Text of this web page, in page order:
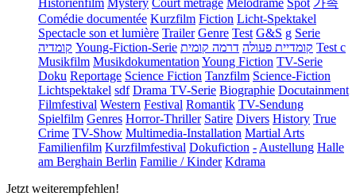
Comédie documentée Kurzfilm Fiction Licht-Spektakel
Spectacle son et lumière Trailer Genre Test G&S g Serie
קומדיה Young-Fiction-Serie קומדיית פעולה דרמה קומית
Test c
Musikfilm Musikdokumentation Young Fiction TV-Serie
Doku Reportage Science Fiction Tanzfilm Science-Fiction
Lichtspektakel sdf Drama TV-Serie Biographie Docutainment
Filmfestival Western Festival Romantik TV-Sendung
Spielfilm Genres Horror-Thriller Satire Divers History True
Crime TV-Show Multimedia-Installation Martial Arts
Familienfilm Kurzfilmfestival Dokufiction - Austellung Halle
am Berghain Berlin Familie / Kinder Kdrama
Jetzt weiterempfehlen!